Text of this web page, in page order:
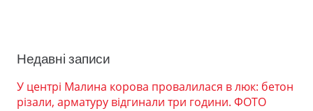
Недавні записи
У центрі Малина корова провалилася в люк: бетон
різали, арматуру відгинали три години. ФОТО